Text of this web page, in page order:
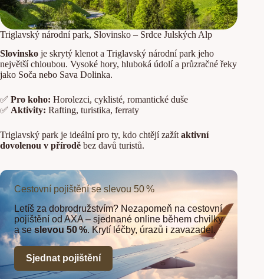
Triglavský národní park, Slovinsko – Srdce Julských Alp
Slovinsko je skrytý klenot a Triglavský národní park jeho
největší chloubou. Vysoké hory, hluboká údolí a průzračné řeky
jako Soča nebo Sava Dolinka.
✅ Pro koho: Horolezci, cyklisté, romantické duše
✅ Aktivity: Rafting, turistika, ferraty
Triglavský park je ideální pro ty, kdo chtějí zažítaktivní
dovolenou v přírodě bez davů turistů.
Cestovní pojištění se slevou 50 %
Letíš za dobrodružstvím? Nezapomeň na cestovní
pojištění od AXA – sjednané online během chvilky
a seslevou 50 %. Krytí léčby, úrazů i zavazadel.
Sjednat pojištění